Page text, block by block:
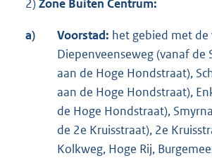
2)Zone Buiten Centrum:
a) Voorstad: het gebied met
Diepenveenseweg (vanaf de
aan de Hoge Hondstraat),
aan de Hoge Hondstraat),
de Hoge Hondstraat),
de 2e Kruisstraat), 2e
Kolkweg, Hoge Rij,